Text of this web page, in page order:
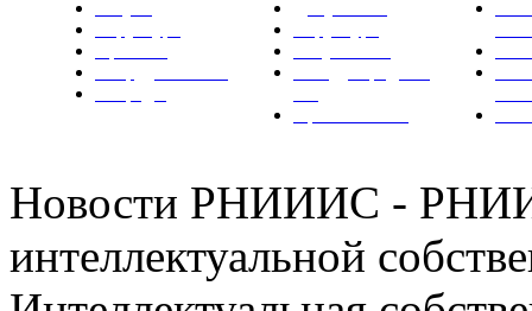
Новости РНИИИС -
интеллектуальной